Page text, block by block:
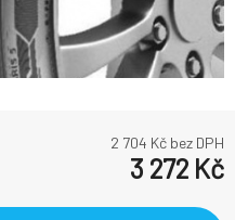
2 704 Kč bez DPH
3 272 Kč